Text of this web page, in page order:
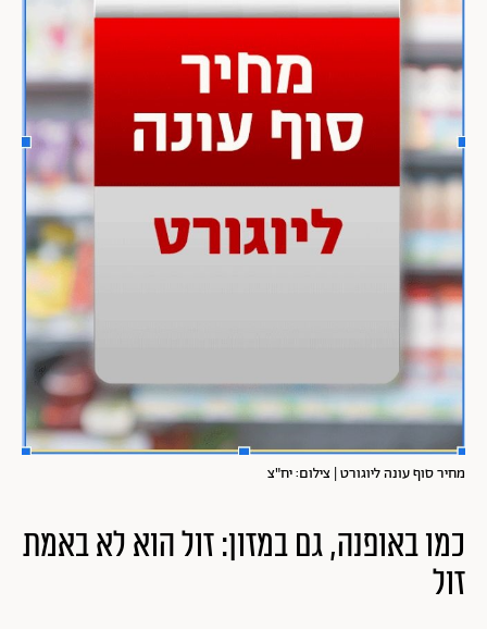
מחיר סוף עונה ליוגורט | צילום: יח"צ
כמו באופנה, גם במזון: זול הוא לא באמת
זול